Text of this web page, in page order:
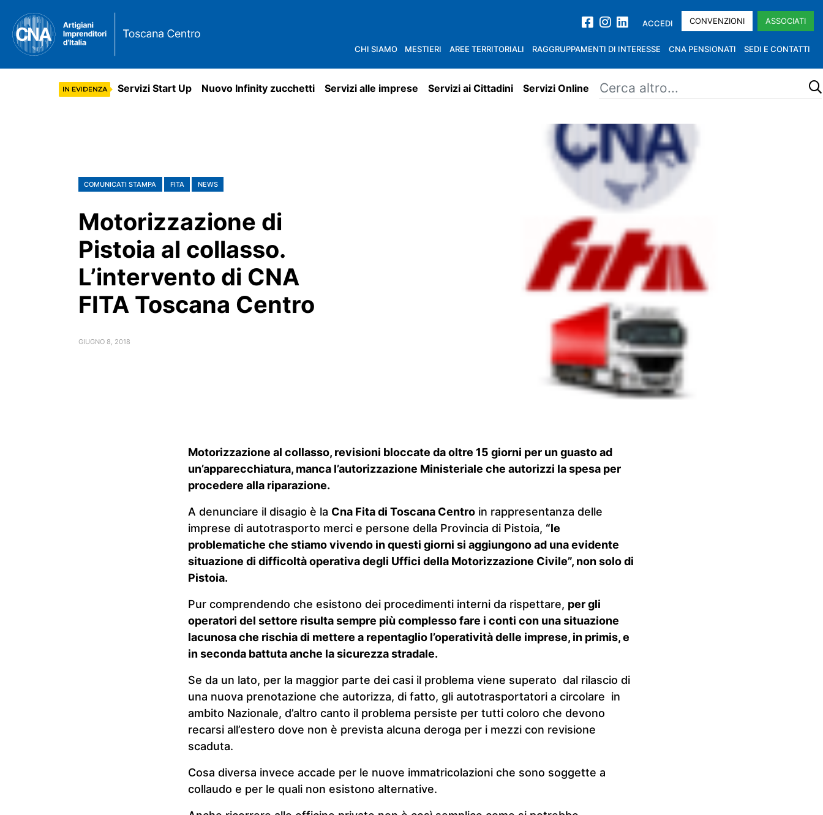
ACCEDI CONVENZIONI ASSOCIATI
CHI SIAMO MESTIERI AREE TERRITORIALI RAGGRUPPAMENTI DI INTERESSE CNA PENSIONATI SEDI E CONTATTI
Servizi Start Up Nuovo Infinity zucchetti Servizi alle imprese Servizi ai Cittadini Servizi Online
COMUNICATI STAMPA FITA NEWS
Motorizzazione di
Pistoia al collasso.
L’intervento di CNA
FITA Toscana Centro
GIUGNO 8, 2018
Motorizzazione al collasso, revisioni bloccate da oltre 15 giorni per un guasto ad
un’apparecchiatura, manca l’autorizzazione Ministeriale che autorizzi la spesa per
procedere alla riparazione.
A denunciare il disagio è la Cna Fita di Toscana Centro in rappresentanza delle
imprese di autotrasporto merci e persone della Provincia di Pistoia, “le
problematiche che stiamo vivendo in questi giorni si aggiungono ad una evidente
situazione di difficoltà operativa degli Uffici della Motorizzazione Civile”, non solo di
Pistoia.
Pur comprendendo che esistono dei procedimenti interni da rispettare, per gli
operatori del settore risulta sempre più complesso fare i conti con una situazione
lacunosa che rischia di mettere a repentaglio l’operatività delle imprese, in primis, e
in seconda battuta anche la sicurezza stradale.
Se da un lato, per la maggior parte dei casi il problema viene superato dal rilascio di
una nuova prenotazione che autorizza, di fatto, gli autotrasportatori a circolare in
ambito Nazionale, d’altro canto il problema persiste per tutti coloro che devono
recarsi all’estero dove non è prevista alcuna deroga per i mezzi con revisione
scaduta.
Cosa diversa invece accade per le nuove immatricolazioni che sono soggette a
collaudo e per le quali non esistono alternative.